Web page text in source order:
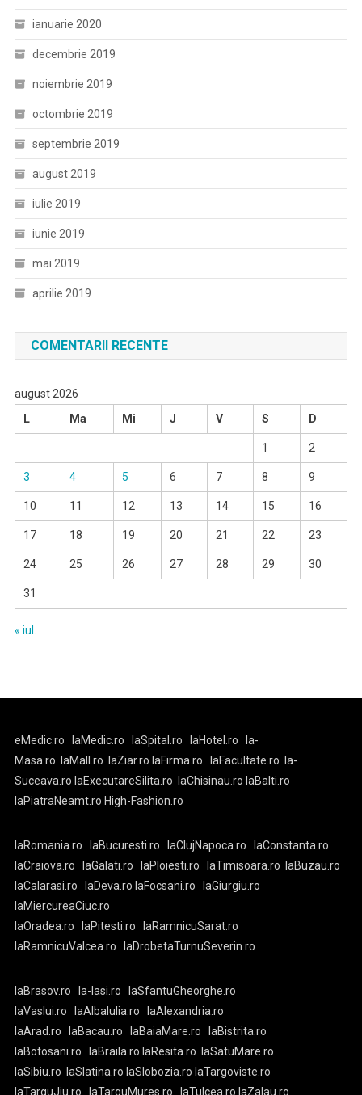
ianuarie 2020
decembrie 2019
noiembrie 2019
octombrie 2019
septembrie 2019
august 2019
iulie 2019
iunie 2019
mai 2019
aprilie 2019
COMENTARII RECENTE
august 2026
L
Ma Mi J V S D
1 2
3 4 5 6 7 8 9
10 11 12 13 14 15 16
17 18 19 20 21 22 23
24 25 26 27 28 29 30
31
« iul.
eMedic.ro laMedic.ro laSpital.ro laHotel.ro
la-
Masa.ro
laMall.ro laZiar.ro laFirma.ro laFacultate.ro
la-
Suceava.ro laExecutareSilita.ro laChisinau.ro laBalti.ro
laPiatraNeamt.ro High-Fashion.ro
laRomania.ro laBucuresti.ro laClujNapoca.ro
laConstanta.ro
laCraiova.ro
laGalati.ro laPloiesti.ro laTimisoara.ro
laBuzau.ro
laCalarasi.ro
laDeva.ro laFocsani.ro
laGiurgiu.ro
laMiercureaCiuc.ro
laOradea.ro
laPitesti.ro
laRamnicuSarat.ro
laRamnicuValcea.ro
laDrobetaTurnuSeverin.ro
laBrasov.ro la-Iasi.ro
laSfantuGheorghe.ro
laVaslui.ro
laAlbaIulia.ro
laAlexandria.ro
laArad.ro
laBacau.ro laBaiaMare.ro
laBistrita.ro
laBotosani.ro
laBraila.ro laResita.ro
laSatuMare.ro
laSibiu.ro
laSlatina.ro laSlobozia.ro laTargoviste.ro
laTarguJiu.ro
laTarguMures.ro laTulcea.ro laZalau.ro